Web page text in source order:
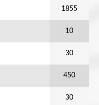
1855
10
30
450
30